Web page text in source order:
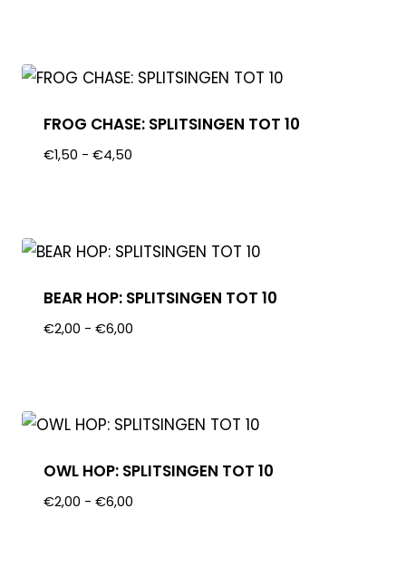
FROG CHASE: SPLITSINGEN TOT 10
€1,50 - €4,50
BEAR HOP: SPLITSINGEN TOT 10
€2,00 - €6,00
OWL HOP: SPLITSINGEN TOT 10
€2,00 - €6,00